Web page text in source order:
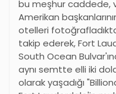
bu meşhur caddede,
Amerikan
otelleri
takip ederek, Fort
South Ocean
aynı semtte elli iki
olarak yaşadığı